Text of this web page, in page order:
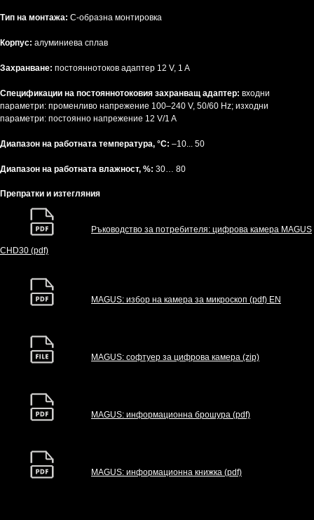
Тип на монтажа: C-образна монтировка
Корпус: алуминиева сплав
Захранване: постояннотоков адаптер 12 V, 1 A
Спецификации на постояннотоковия захранващ адаптер: входни
параметри: променливо напрежение 100–240 V, 50/60 Hz; изходни
параметри: постоянно напрежение 12 V/1 A
Диапазон на работната температура, °C: –10... 50
Диапазон на работната влажност, %: 30… 80
Препратки и изтегляния
Ръководство за потребителя: цифрова камера MAGUS
CHD30 (pdf)
MAGUS: избор на камера за микроскоп (pdf) EN
MAGUS: софтуер за цифрова камера (zip)
MAGUS: информационна брошура (pdf)
MAGUS: информационна книжка (pdf)